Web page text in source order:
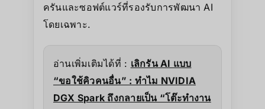
ครันและซอฟต์แวร์ที่รองรับการพัฒนา AI
โดยเฉพาะ.
อ่านเพิ่มเติมได้ที่ : เลิกรัน AI แบบ
“ขอใช้คิวคนอื่น” : ทำไม NVIDIA
DGX Spark ถึงกลายเป็น “โต๊ะทำงาน